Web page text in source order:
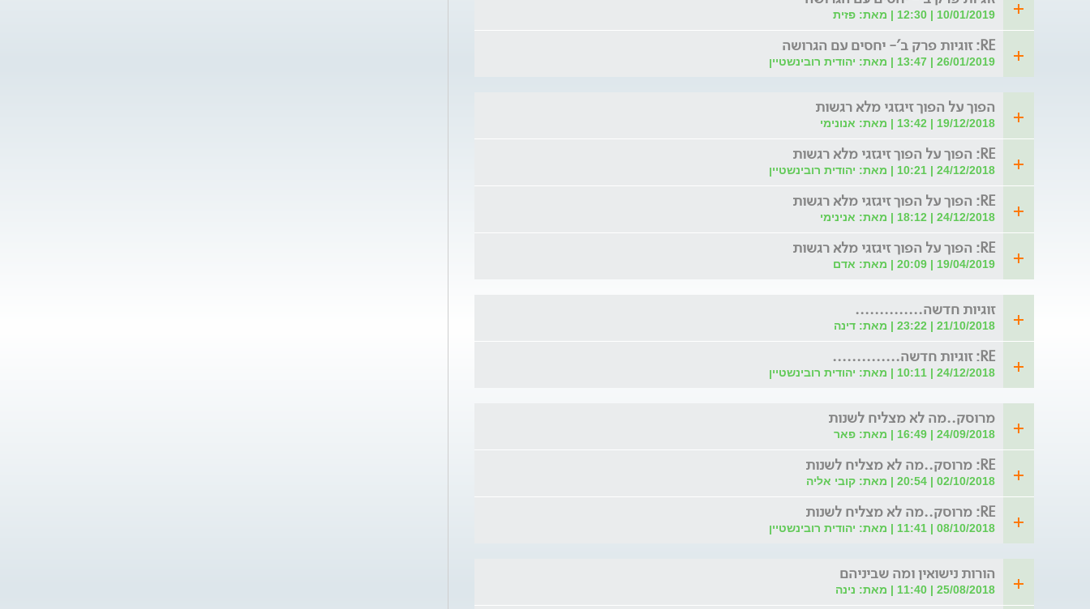
10/01/2019 | 12:30 | מאת: פזית
RE: זוגיות פרק ב'- יחסים עם הגרושה
26/01/2019 | 13:47 | מאת: יהודית רובינשטיין
הפוך על הפוך זיגזגי מלא רגשות
19/12/2018 | 13:42 | מאת: אנונימי
RE: הפוך על הפוך זיגזגי מלא רגשות
24/12/2018 | 10:21 | מאת: יהודית רובינשטיין
RE: הפוך על הפוך זיגזגי מלא רגשות
24/12/2018 | 18:12 | מאת: אנינימי
RE: הפוך על הפוך זיגזגי מלא רגשות
19/04/2019 | 20:09 | מאת: אדם
זוגיות חדשה..............
21/10/2018 | 23:22 | מאת: דינה
RE: זוגיות חדשה..............
24/12/2018 | 10:11 | מאת: יהודית רובינשטיין
מרוסק..מה לא מצליח לשנות
24/09/2018 | 16:49 | מאת: פאר
RE: מרוסק..מה לא מצליח לשנות
02/10/2018 | 20:54 | מאת: קובי אליה
RE: מרוסק..מה לא מצליח לשנות
08/10/2018 | 11:41 | מאת: יהודית רובינשטיין
הורות נישואין ומה שביניהם
25/08/2018 | 11:40 | מאת: נינה